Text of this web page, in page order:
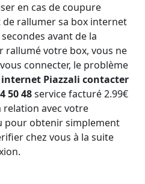
en cas de coupure
rallumer sa box internet
avant de la
rallumé votre box, vous ne
connecter, le problème
internet Piazzali contacter
50 48service facturé 2.99€
avec votre
pour obtenir simplement
chez vous à la suite